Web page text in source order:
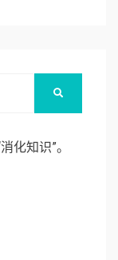
化知识”。